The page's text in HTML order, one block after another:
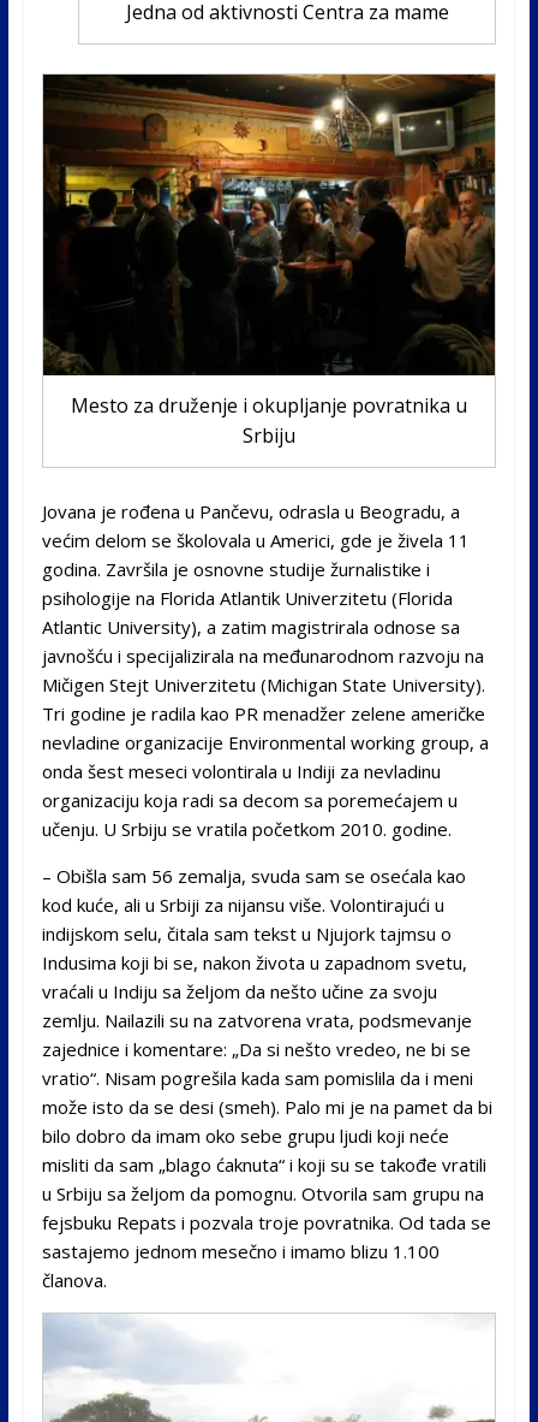
Jedna od aktivnosti Centra za mame
Mesto za druženje i okupljanje povratnika u
Srbiju
Jovana je rođena u Pančevu, odrasla u Beogradu, a
većim delom se školovala u Americi, gde je živela 11
godina. Završila je osnovne studije žurnalistike i
psihologije na Florida Atlantik Univerzitetu (Florida
Atlantic University), a zatim magistrirala odnose sa
javnošću i specijalizirala na međunarodnom razvoju na
Mičigen Stejt Univerzitetu (Michigan State University).
Tri godine je radila kao PR menadžer zelene američke
nevladine organizacije Environmental working group, a
onda šest meseci volontirala u Indiji za nevladinu
organizaciju koja radi sa decom sa poremećajem u
učenju. U Srbiju se vratila početkom 2010. godine.
– Obišla sam 56 zemalja, svuda sam se osećala kao
kod kuće, ali u Srbiji za nijansu više. Volontirajući u
indijskom selu, čitala sam tekst u Njujork tajmsu o
Indusima koji bi se, nakon života u zapadnom svetu,
vraćali u Indiju sa željom da nešto učine za svoju
zemlju. Nailazili su na zatvorena vrata, podsmevanje
zajednice i komentare: „Da si nešto vredeo, ne bi se
vratio“. Nisam pogrešila kada sam pomislila da i meni
može isto da se desi (smeh). Palo mi je na pamet da bi
bilo dobro da imam oko sebe grupu ljudi koji neće
misliti da sam „blago ćaknuta“ i koji su se takođe vratili
u Srbiju sa željom da pomognu. Otvorila sam grupu na
fejsbuku Repats i pozvala troje povratnika. Od tada se
sastajemo jednom mesečno i imamo blizu 1.100
članova.